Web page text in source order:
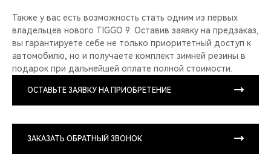
Также у вас есть возможность стать одним из первых
владельцев нового TIGGO 9. Оставив заявку на предзаказ,
вы гарантируете себе не только приоритетный доступ к
автомобилю, но и получаете комплект зимней резины в
подарок при дальнейшей оплате полной стоимости.
ОСТАВЬТЕ ЗАЯВКУ НА ПРИОБРЕТЕНИЕ
ЗАКАЗАТЬ ОБРАТНЫЙ ЗВОНОК